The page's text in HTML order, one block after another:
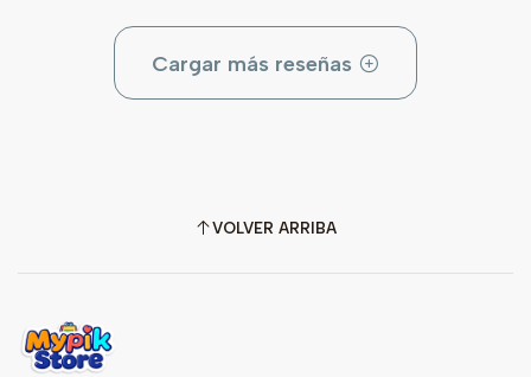
Cargar más reseñas
VOLVER ARRIBA